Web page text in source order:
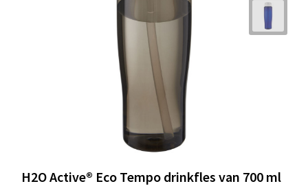
H2O Active® Eco Tempo drinkfles van 700 ml